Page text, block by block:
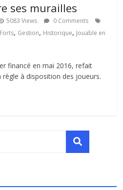
ses murailles
5083 Views
0 Comments
, Gestion, Historique, Jouable en
financé en mai 2016, refait
à disposition des joueurs.